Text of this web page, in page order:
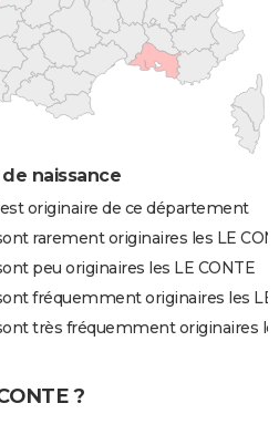
de naissance
originaire de ce département
rarement originaires les LE
peu originaires les LE CONTE
fréquemment originaires les LE
très fréquemment originaires
?